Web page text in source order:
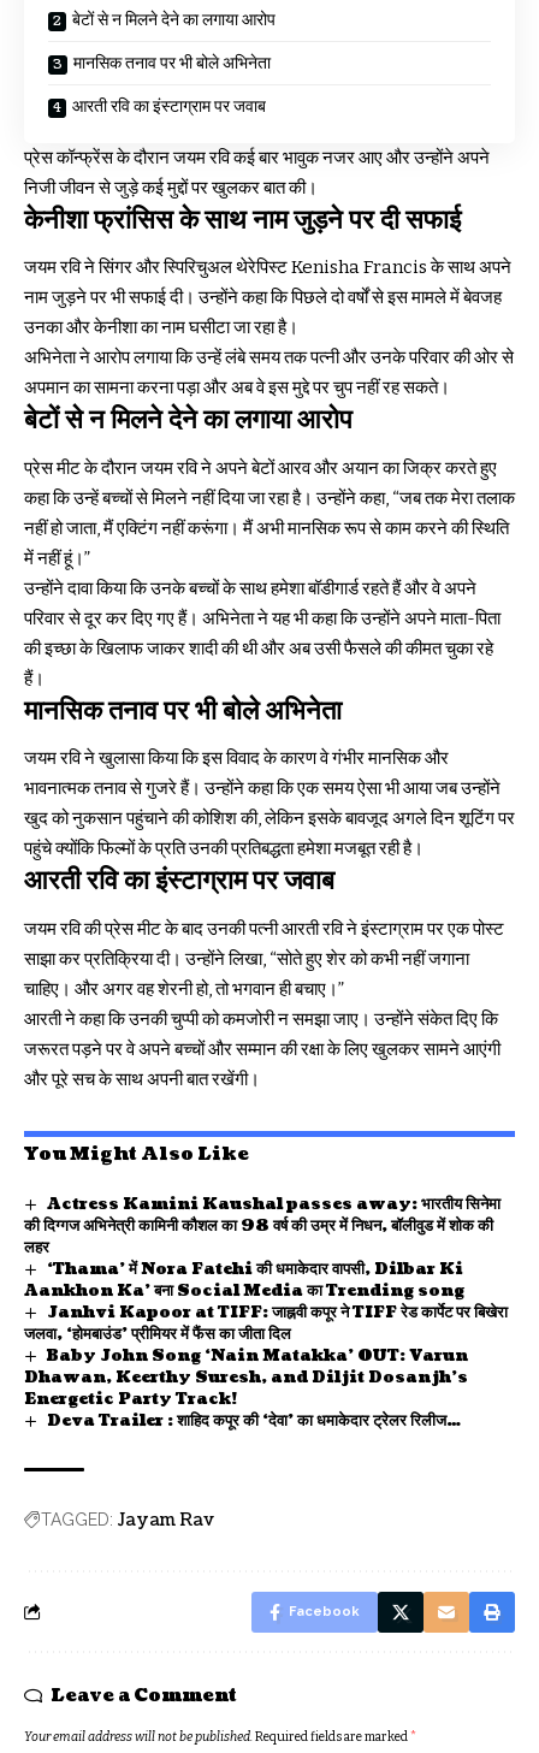
बेटों से न मिलने देने का लगाया आरोप
मानसिक तनाव पर भी बोले अभिनेता
आरती रवि का इंस्टाग्राम पर जवाब
प्रेस कॉन्फ्रेंस के दौरान जयम रवि कई बार भावुक नजर आए और उन्होंने अपने
निजी जीवन से जुड़े कई मुद्दों पर खुलकर बात की।
केनीशा फ्रांसिस के साथ नाम जुड़ने पर दी सफाई
जयम रवि ने सिंगर और स्पिरिचुअल थेरेपिस्ट Kenisha Francis के साथ अपने
नाम जुड़ने पर भी सफाई दी। उन्होंने कहा कि पिछले दो वर्षों से इस मामले में बेवजह
उनका और केनीशा का नाम घसीटा जा रहा है।
अभिनेता ने आरोप लगाया कि उन्हें लंबे समय तक पत्नी और उनके परिवार की ओर से
अपमान का सामना करना पड़ा और अब वे इस मुद्दे पर चुप नहीं रह सकते।
बेटों से न मिलने देने का लगाया आरोप
प्रेस मीट के दौरान जयम रवि ने अपने बेटों आरव और अयान का जिक्र करते हुए
कहा कि उन्हें बच्चों से मिलने नहीं दिया जा रहा है। उन्होंने कहा, “जब तक मेरा तलाक
नहीं हो जाता, मैं एक्टिंग नहीं करूंगा। मैं अभी मानसिक रूप से काम करने की स्थिति
में नहीं हूं।”
उन्होंने दावा किया कि उनके बच्चों के साथ हमेशा बॉडीगार्ड रहते हैं और वे अपने
परिवार से दूर कर दिए गए हैं। अभिनेता ने यह भी कहा कि उन्होंने अपने माता-पिता
की इच्छा के खिलाफ जाकर शादी की थी और अब उसी फैसले की कीमत चुका रहे
हैं।
मानसिक तनाव पर भी बोले अभिनेता
जयम रवि ने खुलासा किया कि इस विवाद के कारण वे गंभीर मानसिक और
भावनात्मक तनाव से गुजरे हैं। उन्होंने कहा कि एक समय ऐसा भी आया जब उन्होंने
खुद को नुकसान पहुंचाने की कोशिश की, लेकिन इसके बावजूद अगले दिन शूटिंग पर
पहुंचे क्योंकि फिल्मों के प्रति उनकी प्रतिबद्धता हमेशा मजबूत रही है।
आरती रवि का इंस्टाग्राम पर जवाब
जयम रवि की प्रेस मीट के बाद उनकी पत्नी आरती रवि ने इंस्टाग्राम पर एक पोस्ट
साझा कर प्रतिक्रिया दी। उन्होंने लिखा, “सोते हुए शेर को कभी नहीं जगाना
चाहिए। और अगर वह शेरनी हो, तो भगवान ही बचाए।”
आरती ने कहा कि उनकी चुप्पी को कमजोरी न समझा जाए। उन्होंने संकेत दिए कि
जरूरत पड़ने पर वे अपने बच्चों और सम्मान की रक्षा के लिए खुलकर सामने आएंगी
और पूरे सच के साथ अपनी बात रखेंगी।
You Might Also Like
Actress Kamini Kaushal passes away: भारतीय सिनेमा
की दिग्गज अभिनेत्री कामिनी कौशल का 98 वर्ष की उम्र में निधन, बॉलीवुड में शोक की
लहर
‘Thama’ में Nora Fatehi की धमाकेदार वापसी, Dilbar Ki
Aankhon Ka’ बना Social Media का Trending song
Janhvi Kapoor at TIFF: जाह्नवी कपूर ने TIFF रेड कार्पेट पर बिखेरा
जलवा, ‘होमबाउंड’ प्रीमियर में फैंस का जीता दिल
Baby John Song ‘Nain Matakka’ OUT: Varun
Dhawan, Keerthy Suresh, and Diljit Dosanjh’s
Energetic Party Track!
Deva Trailer : शाहिद कपूर की ‘देवा’ का धमाकेदार ट्रेलर रिलीज…
TAGGED: Jayam Rav
Facebook
Leave a Comment
Your email address will not be published.Required fields are marked*